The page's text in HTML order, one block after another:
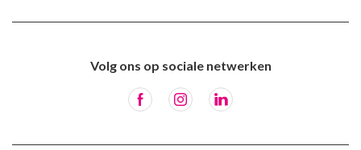
Volg ons op sociale netwerken